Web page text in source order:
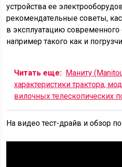
устройства ее
рекомендательные советы,
в эксплуатацию современного
например такого как и
Читать еще: Маниту
характеристики трактора,
вилочных телескопических
На видео тест-драйв и обзор